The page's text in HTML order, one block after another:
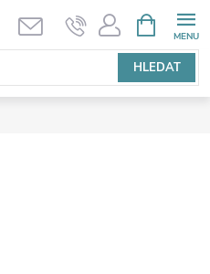
HLEDAT
NÁKUPNÍ
KOŠÍK